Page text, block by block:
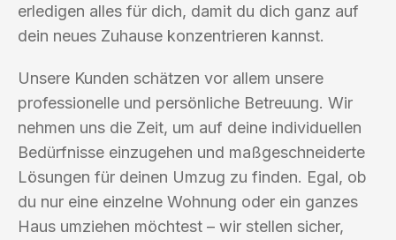
erledigen alles für dich, damit du dich ganz auf
dein neues Zuhause konzentrieren kannst.
Unsere Kunden schätzen vor allem unsere
professionelle und persönliche Betreuung. Wir
nehmen uns die Zeit, um auf deine individuellen
Bedürfnisse einzugehen und maßgeschneiderte
Lösungen für deinen Umzug zu finden. Egal, ob
du nur eine einzelne Wohnung oder ein ganzes
Haus umziehen möchtest – wir stellen sicher,